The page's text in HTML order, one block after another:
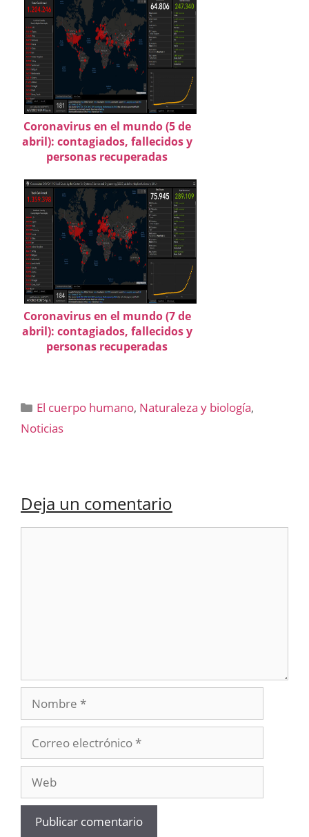
Coronavirus en el mundo (5 de
abril): contagiados, fallecidos y
personas recuperadas
Coronavirus en el mundo (7 de
abril): contagiados, fallecidos y
personas recuperadas
Categorías
El cuerpo humano, Naturaleza y biología,
Noticias
Deja un comentario
Nombre
electrónico